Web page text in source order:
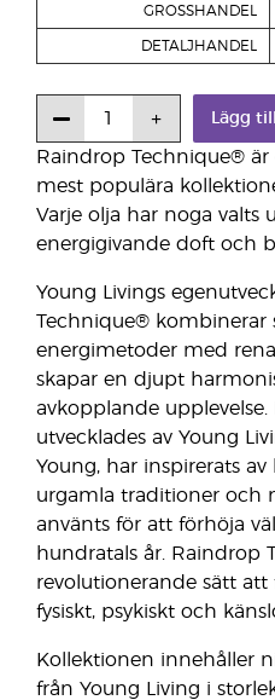
Raindrop Technique® är
mest populära
Varje olja har noga valts
energigivande doft och
Young Livings
Technique® kombinerar
energimetoder med
skapar en djupt
avkopplande
utvecklades av Young
Young, har inspirerats
urgamla traditioner och
använts för att förhöja
hundratals år. Raindrop
revolutionerande sätt
fysiskt, psykiskt och
Kollektionen innehåller
från Young Living i
GROSSHANDEL
DETALJHANDEL
Lägg